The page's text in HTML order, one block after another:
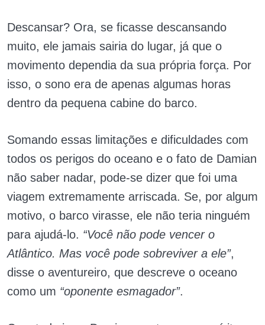
Descansar? Ora, se ficasse descansando
muito, ele jamais sairia do lugar, já que o
movimento dependia da sua própria força. Por
isso, o sono era de apenas algumas horas
dentro da pequena cabine do barco.
Somando essas limitações e dificuldades com
todos os perigos do oceano e o fato de Damian
não saber nadar, pode-se dizer que foi uma
viagem extremamente arriscada. Se, por algum
motivo, o barco virasse, ele não teria ninguém
para ajudá-lo. “Você não pode vencer o
Atlântico. Mas você pode sobreviver a ele”,
disse o aventureiro, que descreve o oceano
como um “oponente esmagador”.